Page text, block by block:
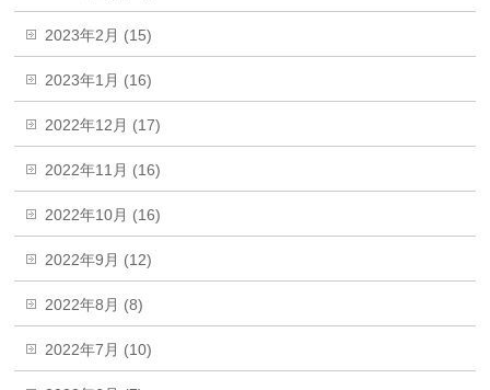
2023年2月 (15)
2023年1月 (16)
2022年12月 (17)
2022年11月 (16)
2022年10月 (16)
2022年9月 (12)
2022年8月 (8)
2022年7月 (10)